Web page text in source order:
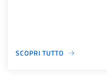
SCOPRI TUTTO